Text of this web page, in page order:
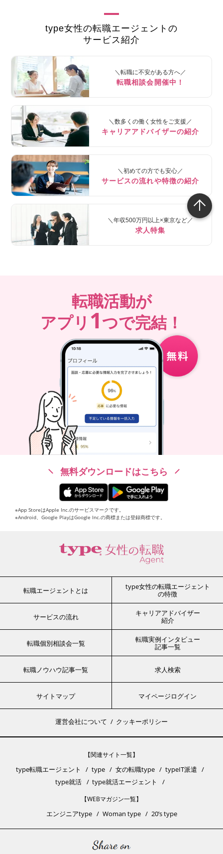
type女性の転職エージェントの
サービス紹介
＼転職に不安がある方へ／
転職相談会開催中！
＼数多くの働く女性をご支援／
キャリアアドバイザーの紹介
＼初めての方でも安心／
サービスの流れや特徴の紹介
＼年収500万円以上×東京など／
求人特集
転職活動が
アプリ 1つで完結！
無料ダウンロードはこちら
※App StoreはApple Inc.のサービスマークです。
※Android、Google PlayはGoogle Inc.の商標または登録商標です。
転職エージェントとは
type女性の転職エージェント
の特徴
サービスの流れ
キャリアアドバイザー
紹介
転職個別相談会一覧
転職実例インタビュー
記事一覧
転職ノウハウ記事一覧 求人検索
サイトマップ マイページログイン
運営会社について クッキーポリシー
【関連サイト一覧】
type転職エージェント type 女の転職type
typeIT派遣
type就活
type就活エージェント
【WEBマガジン一覧】
エンジニアtype Woman type 20’s type